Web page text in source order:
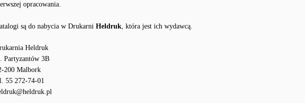
opracowania.
są do nabycia w Drukarni Heldruk, która jest ich wydawcą.
Heldruk
Partyzantów 3B
200 Malbork
55 272-74-01